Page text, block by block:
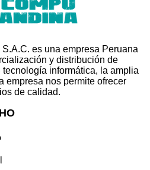
es una empresa Peruana
y distribución de
informática, la amplia
empresa nos permite ofrecer
de calidad.